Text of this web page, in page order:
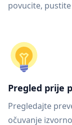
povucite,
Pregled prije
Pregledajte
očuvanje